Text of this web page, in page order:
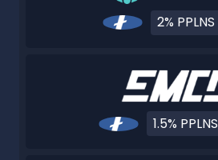
2% PPLNS
1.5% PPLNS